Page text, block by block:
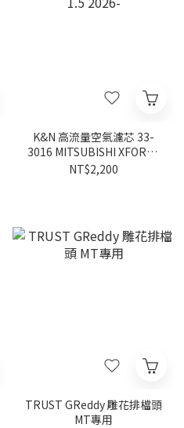
K&N 高流量空氣濾芯 33-
3016 MITSUBISHI XFORCE
1.5 2026-
NT$2,200
TRUST GReddy 雕花排檔頭
MT專用